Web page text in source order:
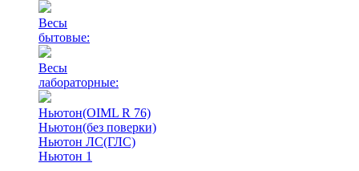
Весы
бытовые:
Весы
лабораторные:
Ньютон(OIML R 76)
Ньютон(без поверки)
Ньютон ЛС(ГЛС)
Ньютон 1